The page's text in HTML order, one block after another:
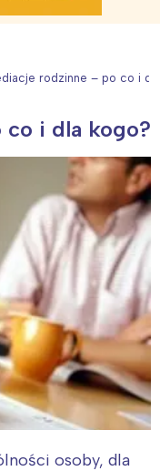
rodzinne – po co i
co i dla kogo?
osoby, dla